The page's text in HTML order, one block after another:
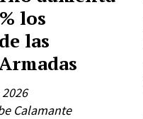
los
las
Calamante